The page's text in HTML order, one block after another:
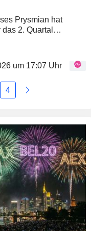
Prysmian hat
2. Quartal
vor allem im...
um 17:07 Uhr
4